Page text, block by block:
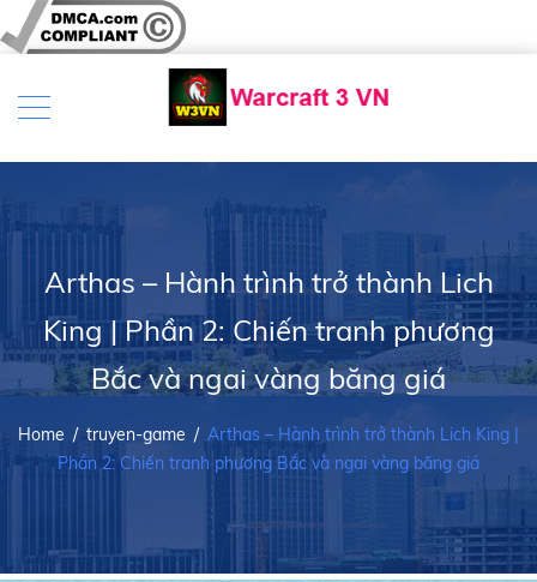
Arthas – Hành trình trở thành Lich
King | Phần 2: Chiến tranh phương
Bắc và ngai vàng băng giá
Home / truyen-game / Arthas – Hành trình trở thành Lich King |
Phần 2: Chiến tranh phương Bắc và ngai vàng băng giá